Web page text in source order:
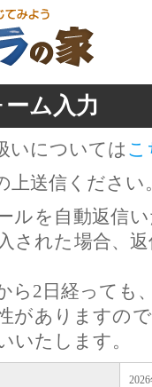
ム入力
いについては こ
上送信ください
ルを自動返信
された場合、
ら2日経っても
がありますの
いたします。